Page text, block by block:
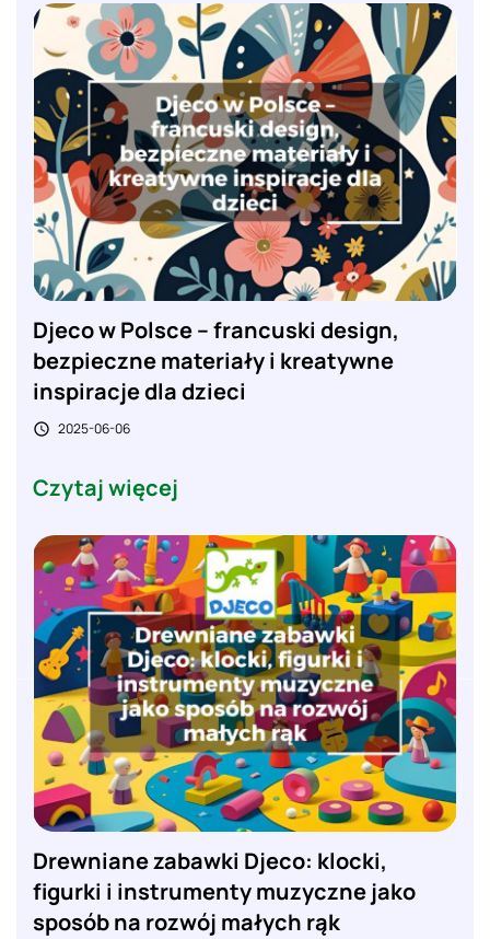
Djeco w Polsce – francuski design,
bezpieczne materiały i kreatywne
inspiracje dla dzieci
 2025-06-06
Czytaj więcej
Drewniane zabawki Djeco: klocki,
figurki i instrumenty muzyczne jako
sposób na rozwój małych rąk